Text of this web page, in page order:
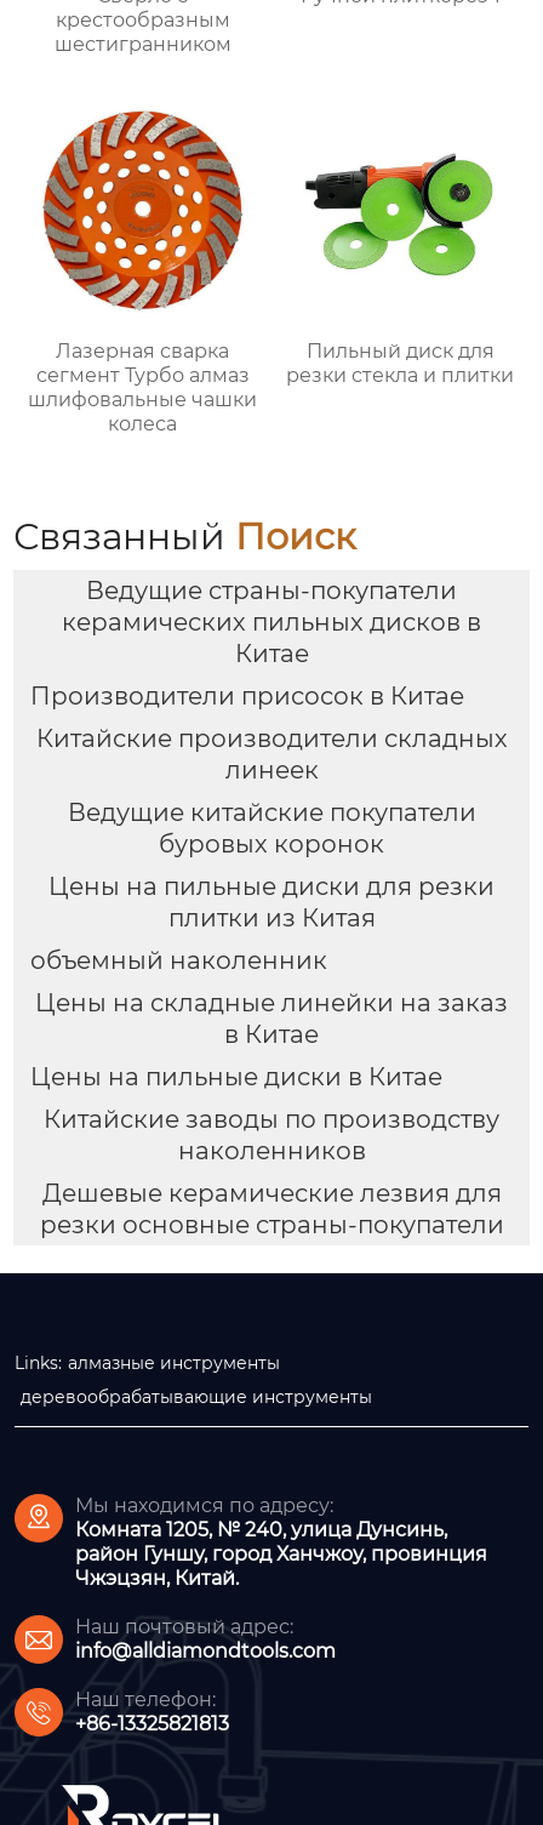
крестообразным
шестигранником
Лазерная сварка
сегмент Турбо алмаз
шлифовальные чашки
колеса
Пильный диск для
резки стекла и плитки
Связанный Поиск
Ведущие страны-покупатели
керамических пильных дисков в
Китае
Производители присосок в Китае
Китайские производители складных
линеек
Ведущие китайские покупатели
буровых коронок
Цены на пильные диски для резки
плитки из Китая
объемный наколенник
Цены на складные линейки на заказ
в Китае
Цены на пильные диски в Китае
Китайские заводы по производству
наколенников
Дешевые керамические лезвия для
резки основные страны-покупатели
Links: алмазные инструменты
деревообрабатывающие инструменты

Мы находимся по адресу:
Комната 1205, № 240, улица Дунсинь,
район Гуншу, город Ханчжоу, провинция
Чжэцзян, Китай.

Наш почтовый адрес:
info@alldiamondtools.com

Наш телефон:
+86-13325821813